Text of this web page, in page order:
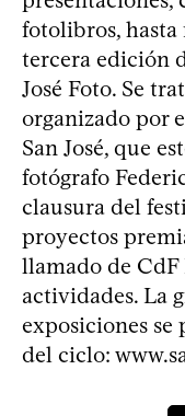
fotolibros, hasta
tercera edición
José Foto. Se
organizado por
San José, que
fotógrafo
clausura del
proyectos
llamado de CdF
actividades. La
exposiciones se
del ciclo: